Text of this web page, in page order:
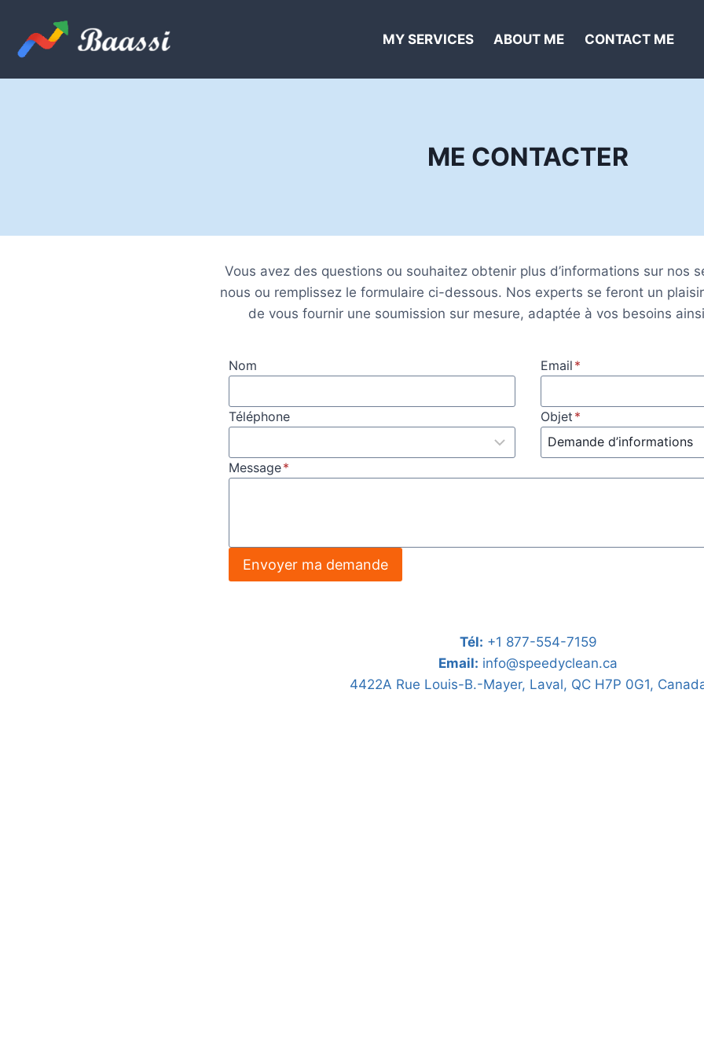
content
MY SERVICES ABOUT ME CONTACT ME
ME CONTACTER
Vous avez des questions ou souhaitez obtenir plus d’informations sur nos
nous ou remplissez le formulaire ci-dessous. Nos experts se feront un
de vous fournir une soumission sur mesure, adaptée à vos besoins ainsi
Nom Email *
Téléphone Objet *
Message*
Envoyer ma demande
Tél: +1 877-554-7159
Email: info@speedyclean.ca
4422A Rue Louis-B.-Mayer, Laval, QC H7P 0G1,